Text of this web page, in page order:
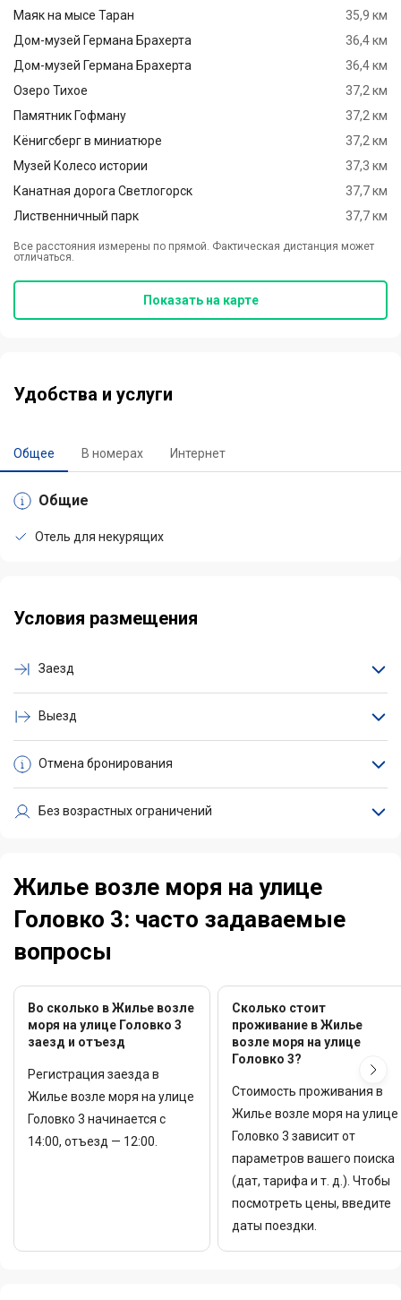
Маяк на мысе Таран
35,9 км
Дом-музей Германа Брахерта
36,4 км
Дом-музей Германа Брахерта
36,4 км
Озеро Тихое
37,2 км
Памятник Гофману
37,2 км
Кёнигсберг в миниатюре
37,2 км
Музей Колесо истории
37,3 км
Канатная дорога Светлогорск
37,7 км
Лиственничный парк
37,7 км
Все расстояния измерены по прямой. Фактическая дистанция может
отличаться.
Показать на карте
Удобства и услуги
Общее В номерах Интернет
Общие
Отель для некурящих
Условия размещения
Заезд
Выезд
Отмена бронирования
Без возрастных ограничений
Жилье возле моря на улице
Головко 3: часто задаваемые
вопросы
Во сколько в Жилье возле
моря на улице Головко 3
заезд и отъезд
Регистрация заезда в
Жилье возле моря на улице
Головко 3 начинается с
14:00, отъезд — 12:00.
Сколько стоит
проживание в Жилье
возле моря на улице
Головко 3?
Стоимость проживания в
Жилье возле моря на улице
Головко 3 зависит от
параметров вашего поиска
(дат, тарифа и т. д.). Чтобы
посмотреть цены, введите
даты поездки.